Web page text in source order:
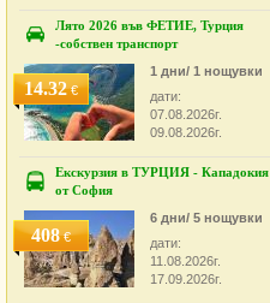
Лято 2026 във ФЕТИЕ, Турция
-собствен транспорт
14.32€
1 дни/ 1 нощувки
дати:
07.08.2026г.
09.08.2026г.
Екскурзия в ТУРЦИЯ - Кападокия
от София
408€
6 дни/ 5 нощувки
дати:
11.08.2026г.
17.09.2026г.